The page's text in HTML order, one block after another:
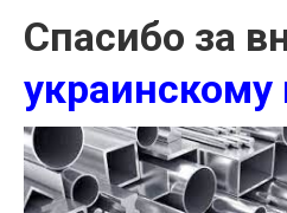
Спасибо за
украинскому